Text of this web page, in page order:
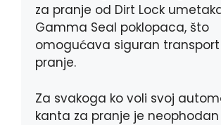
za pranje od Dirt Lock
Gamma Seal poklopaca, što
omogućava siguran
pranje.
Za svakoga ko voli svoj
kanta za pranje je